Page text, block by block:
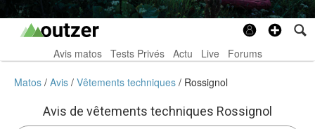
Avis matos Tests Privés Actu Live Forums
Matos Avis Vêtements techniques Rossignol
Avis de vêtements techniques Rossignol